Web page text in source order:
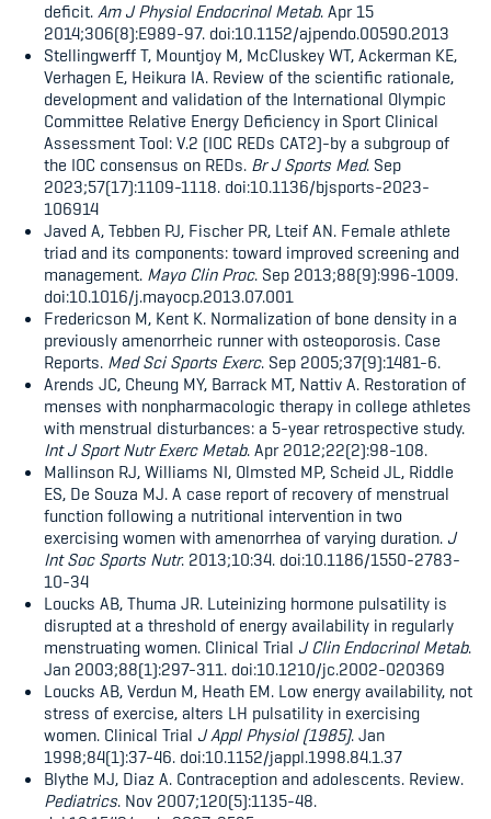
deficit.Am J Physiol Endocrinol Metab. Apr 15
2014;306(8):E989-97. doi:10.1152/ajpendo.00590.2013
Stellingwerff T, Mountjoy M, McCluskey WT, Ackerman KE,
Verhagen E, Heikura IA. Review of the scientific rationale,
development and validation of the International Olympic
Committee Relative Energy Deficiency in Sport Clinical
Assessment Tool: V.2 (IOC REDs CAT2)-by a subgroup of
the IOC consensus on REDs. Br J Sports Med. Sep
2023;57(17):1109-1118. doi:10.1136/bjsports-2023-
106914
Javed A, Tebben PJ, Fischer PR, Lteif AN. Female athlete
triad and its components: toward improved screening and
management. Mayo Clin Proc. Sep 2013;88(9):996-1009.
doi:10.1016/j.mayocp.2013.07.001
Fredericson M, Kent K. Normalization of bone density in a
previously amenorrheic runner with osteoporosis. Case
Reports. Med Sci Sports Exerc. Sep 2005;37(9):1481-6.
Arends JC, Cheung MY, Barrack MT, Nattiv A. Restoration of
menses with nonpharmacologic therapy in college athletes
with menstrual disturbances: a 5-year retrospective study.
Int J Sport Nutr Exerc Metab. Apr 2012;22(2):98-108.
Mallinson RJ, Williams NI, Olmsted MP, Scheid JL, Riddle
ES, De Souza MJ. A case report of recovery of menstrual
function following a nutritional intervention in two
exercising women with amenorrhea of varying duration. J
Int Soc Sports Nutr. 2013;10:34. doi:10.1186/1550-2783-
10-34
Loucks AB, Thuma JR. Luteinizing hormone pulsatility is
disrupted at a threshold of energy availability in regularly
menstruating women. Clinical Trial J Clin Endocrinol Metab.
Jan 2003;88(1):297-311. doi:10.1210/jc.2002-020369
Loucks AB, Verdun M, Heath EM. Low energy availability, not
stress of exercise, alters LH pulsatility in exercising
women. Clinical Trial J Appl Physiol (1985). Jan
1998;84(1):37-46. doi:10.1152/jappl.1998.84.1.37
Blythe MJ, Diaz A. Contraception and adolescents. Review.
Pediatrics. Nov 2007;120(5):1135-48.